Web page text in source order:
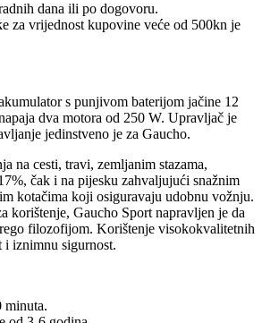
dana ili po dogovoru.
za vrijednost kupovine veće od 500kn je
s punjivom baterijom jačine 12
dva motora od 250 W. Upravljač je
jedinstveno je za Gaucho.
na cesti, travi, zemljanim stazama,
čak i na pijesku zahvaljujući snažnim
kotačima koji osiguravaju udobnu vožnju.
korištenje, Gaucho Sport napravljen je da
filozofijom. Korištenje visokokvalitetnih
i iznimnu sigurnost.
minuta.